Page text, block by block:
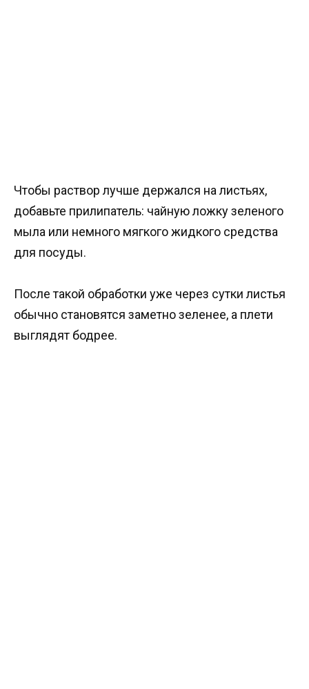
Чтобы раствор лучше держался на листьях,
добавьте прилипатель: чайную ложку зеленого
мыла или немного мягкого жидкого средства
для посуды.
После такой обработки уже через сутки листья
обычно становятся заметно зеленее, а плети
выглядят бодрее.